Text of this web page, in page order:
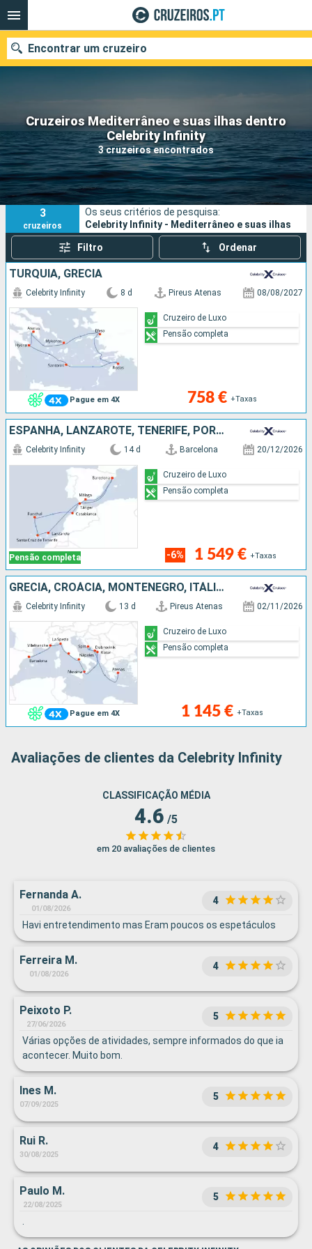
Cruzeiros Mediterrâneo e suas ilhas dentro
Celebrity Infinity
3 cruzeiros encontrados
Encontrar um cruzeiro
Quando ir?
Data de partida
Portos Companhias
Pesquisar
3
cruzeiros
Os seus critérios de pesquisa:
Celebrity Infinity - Mediterrâneo e suas ilhas
Filtro Ordenar
TURQUIA, GRÉCIA
Pague em 4X
Celebrity Infinity 8 d Pireus Atenas 08/08/2027
758 € +Taxas
Cruzeiro de Luxo
Pensão completa
ESPANHA, LANZAROTE, TENERIFE, PORTUGAL, MARROCOS
Pensão completa
Celebrity Infinity 14 d Barcelona 20/12/2026
-6% 1 549 € +Taxas
Cruzeiro de Luxo
Pensão completa
GRÉCIA, CROÁCIA, MONTENEGRO, ITÁLIA, FRANÇA, ESPANHA
Pague em 4X
Celebrity Infinity 13 d Pireus Atenas 02/11/2026
1 145 € +Taxas
Cruzeiro de Luxo
Pensão completa
Avaliações de clientes da Celebrity Infinity
CLASSIFICAÇÃO MÉDIA
4.6 /5
em 20 avaliações de clientes
Fernanda A.
01/08/2026
4
Havi entretendimento mas Eram poucos os espetáculos
Ferreira M.
01/08/2026
4
Peixoto P.
27/06/2026
5
Várias opções de atividades, sempre informados do que ia
acontecer. Muito bom.
Ines M.
07/09/2025
5
Rui R.
30/08/2025
4
Paulo M.
22/08/2025
5
.